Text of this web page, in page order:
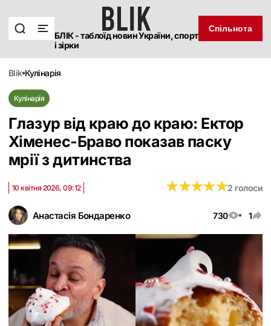
БЛІК - таблоїд новин України, спорт
і зірки
Спільнота
blik кулінарія
Кулінарія
Глазур від краю до краю: Ектор
Хіменес-Браво показав паску
мрії з дитинства
Анастасія Бондаренко 730 1
10 квітня 2026, 09:12 ★★★★★
★★★★★2 голоси